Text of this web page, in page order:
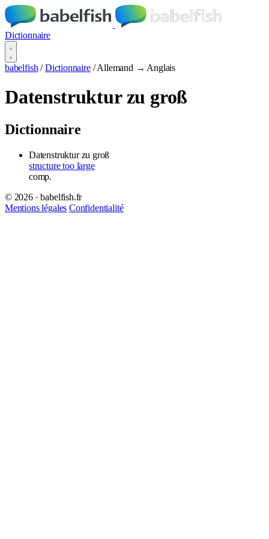
Dictionnaire
babelfish / Dictionnaire / Allemand → Anglais
Datenstruktur zu groß
Dictionnaire
Datenstruktur zu groß
structure too large
comp.
© 2026 · babelfish.fr
Mentions légales Confidentialité